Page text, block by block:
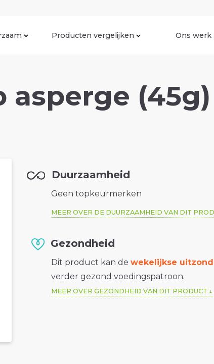
Producten vergelijken Ons werk
asperge (45g)
Duurzaamheid
Geen topkeurmerken
MEER OVER DE DUURZAAMHEID VAN DIT
Gezondheid
Dit product kan dewekelijkse
verder gezond voedingspatroon.
MEER OVER GEZONDHEID VAN DIT PRODUCT